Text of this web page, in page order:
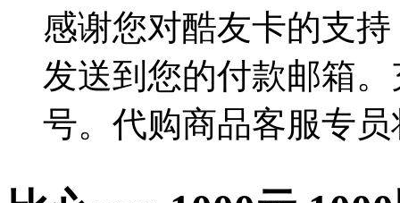
感谢您对酷友卡的支
发送到您的付款邮箱
号。代购商品客服专